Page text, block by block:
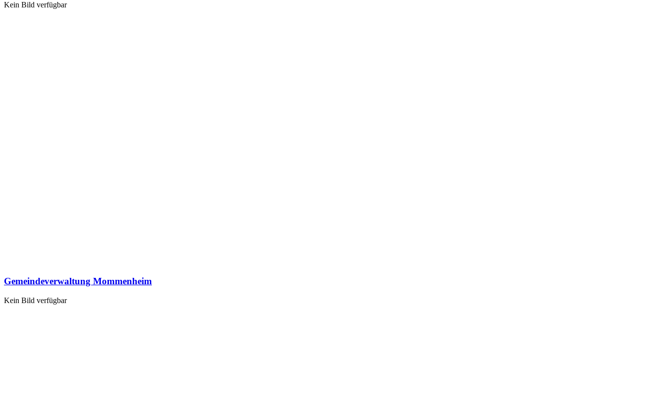
Kein Bild verfügbar
Gemeindeverwaltung Mommenheim
Kein Bild verfügbar